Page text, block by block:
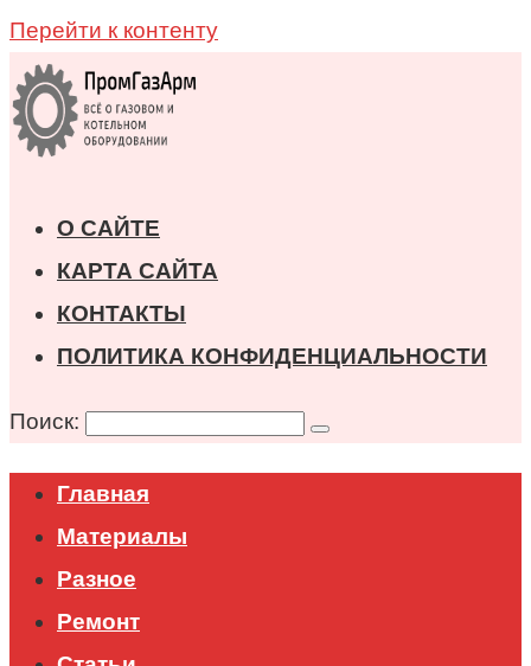
Перейти к контенту
О САЙТЕ
КАРТА САЙТА
КОНТАКТЫ
ПОЛИТИКА КОНФИДЕНЦИАЛЬНОСТИ
Поиск:
Главная
Материалы
Разное
Ремонт